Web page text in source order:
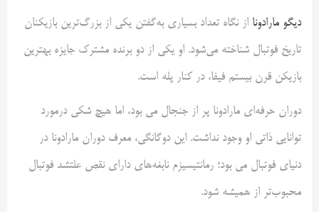
دیگو مارادونا از نگاه تعداد بسیاری به‌گفتن یکی از بزرگ‌ترین بازیکنان
تاریخ فوتبال شناخته می‌شود. او یکی از دو برنده مشترک جایزه بهترین
بازیکن قرن بیستم فیفا، در کنار پله است.
دوران حرفه‌ای مارادونا پر از جنجال می بود، اما هیچ شکی درمورد
توانایی ذاتی او وجود نداشت. این دوگانگی، معرف دوران مارادونا در
دنیای فوتبال می بود؛ رمانتیسیزم نابغه‌های دارای نقص علتشد فوتبال
محبوب‌تر از همیشه شود.